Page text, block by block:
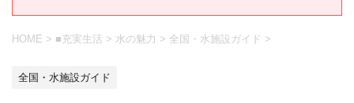
HOME > ■充実生活 > 水の魅力 > 全国・水施設ガイド >
全国・水施設ガイド